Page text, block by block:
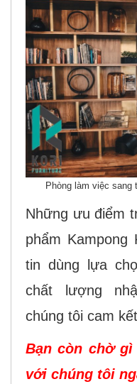
Phòng làm việc sang
Những ưu điểm
phẩm
tin dùng lựa
chất lượng
chúng tôi cam
Bạn còn chờ
với chúng tôi